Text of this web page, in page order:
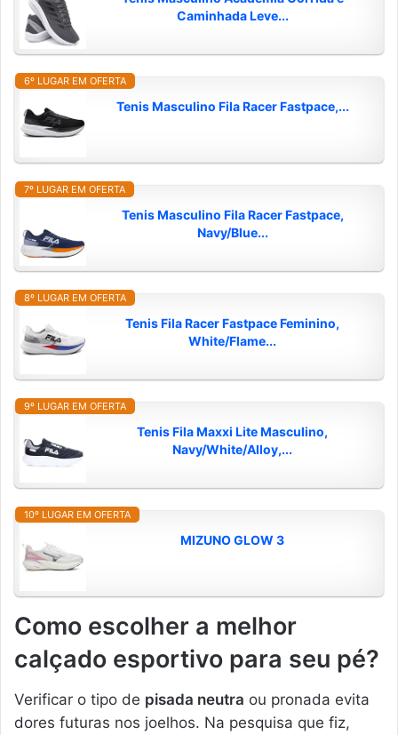
Caminhada Leve...
6º LUGAR EM OFERTA
Tenis Masculino Fila Racer Fastpace,...
7º LUGAR EM OFERTA
Tenis Masculino Fila Racer Fastpace,
Navy/Blue...
8º LUGAR EM OFERTA
Tenis Fila Racer Fastpace Feminino,
White/Flame...
9º LUGAR EM OFERTA
Tenis Fila Maxxi Lite Masculino,
Navy/White/Alloy,...
10º LUGAR EM OFERTA
MIZUNO GLOW 3
Como escolher a melhor
calçado esportivo para seu pé?
Verificar o tipo de pisada neutra ou pronada evita
dores futuras nos joelhos. Na pesquisa que fiz,